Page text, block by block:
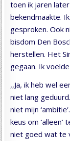
toen ik jaren
bekendmaakte.
gesproken. Ook
bisdom Den
herstellen. Het
gegaan. Ik
,,Ja, ik heb wel
niet lang
niet mijn
keus om
niet goed wat te